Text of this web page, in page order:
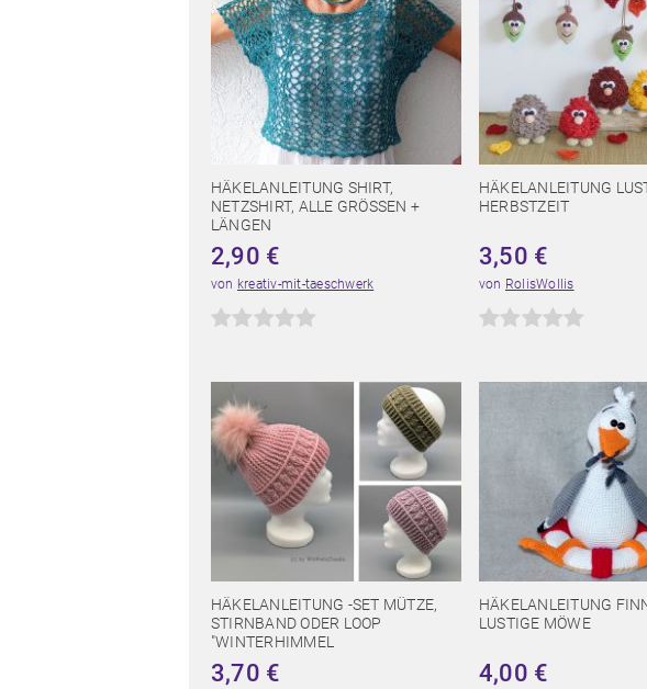
HÄKELANLEITUNG SHIRT,
NETZSHIRT, ALLE GRÖSSEN + L
ÄNGEN
2,90 €
von kreativ-mit-taeschwerk
HÄKELANLEITUNG
HERBSTZEIT
3,50 €
von RolisWollis
HÄKELANLEITUNG -SET MÜTZE,
STIRNBAND ODER LOOP
"WINTERHIMMEL
3,70 €
HÄKELANLEITUNG
LUSTIGE MÖWE
4,00 €